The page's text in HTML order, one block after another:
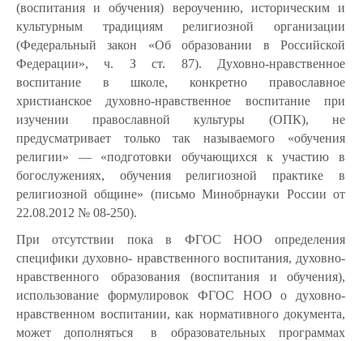
(воспитания и обучения) вероучению, историческим и
культурным традициям религиозной организации
(Федеральный
закон «Об образовании в
Российской
Федерации», ч. З ст. 87). Духовно-нравственное
воспитание в школе, конкретно православное
христианское духовно-нравственное воспитание при
изучении православной культуры (ОПК), не
предусматривает только так называемого «обучения
религии» — «подготовки обучающихся к участию в
богослужениях, обучения религиозной практике в
религиозной общине» (письмо Минобрнауки России от
22.08.2012 № 08-250).
При отсутствии пока в ФГОС НОО определения
специфики духовно- нравственного воспитания, духовно-
нравственного
образования (воспитания и обучения),
использование формулировок ФГОС НОО о духовно-
нравственном воспитании, как нормативного документа,
может дополняться
в образовательных программах